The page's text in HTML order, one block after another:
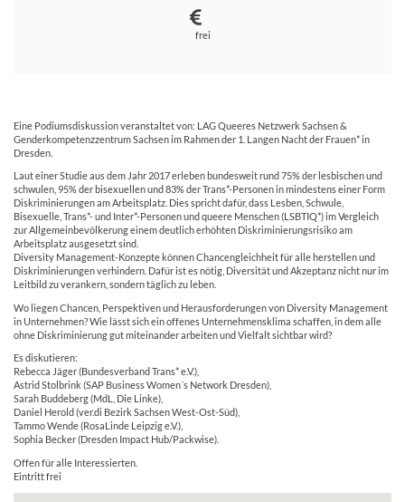
frei
Eine Podiumsdiskussion veranstaltet von: LAG Queeres Netzwerk Sachsen &
Genderkompetenzzentrum Sachsen im Rahmen der 1. Langen Nacht der Frauen* in
Dresden.
Laut einer Studie aus dem Jahr 2017 erleben bundesweit rund 75% der lesbischen und
schwulen, 95% der bisexuellen und 83% der Trans*-Personen in mindestens einer Form
Diskriminierungen am Arbeitsplatz. Dies spricht dafür, dass Lesben, Schwule,
Bisexuelle, Trans*- und Inter*-Personen und queere Menschen (LSBTIQ*) im Vergleich
zur Allgemeinbevölkerung einem deutlich erhöhten Diskriminierungsrisiko am
Arbeitsplatz ausgesetzt sind.
Diversity Management-Konzepte können Chancengleichheit für alle herstellen und
Diskriminierungen verhindern. Dafür ist es nötig, Diversität und Akzeptanz nicht nur im
Leitbild zu verankern, sondern täglich zu leben.
Wo liegen Chancen, Perspektiven und Herausforderungen von Diversity Management
in Unternehmen? Wie lässt sich ein offenes Unternehmensklima schaffen, in dem alle
ohne Diskriminierung gut miteinander arbeiten und Vielfalt sichtbar wird?
Es diskutieren:
Rebecca Jäger (Bundesverband Trans* e.V.),
Astrid Stolbrink (SAP Business Women´s Network Dresden),
Sarah Buddeberg (MdL, Die Linke),
Daniel Herold (ver.di Bezirk Sachsen West-Ost-Süd),
Tammo Wende (RosaLinde Leipzig e.V.),
Sophia Becker (Dresden Impact Hub/Packwise).
Offen für alle Interessierten.
Eintritt frei